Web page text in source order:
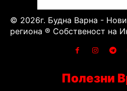
© 2026г. Будна Варна -
региона ® Собственост на
Полезни